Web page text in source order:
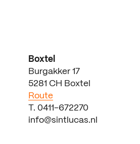
Boxtel
Burgakker 17
5281 CH Boxtel
Route
T. 0411-672270
info@sintlucas.nl